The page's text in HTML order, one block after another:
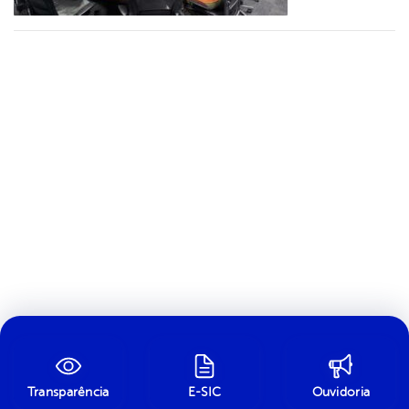
Transparência E-SIC Ouvidoria